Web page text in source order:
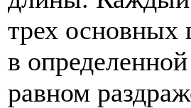
трех основных
в
равном